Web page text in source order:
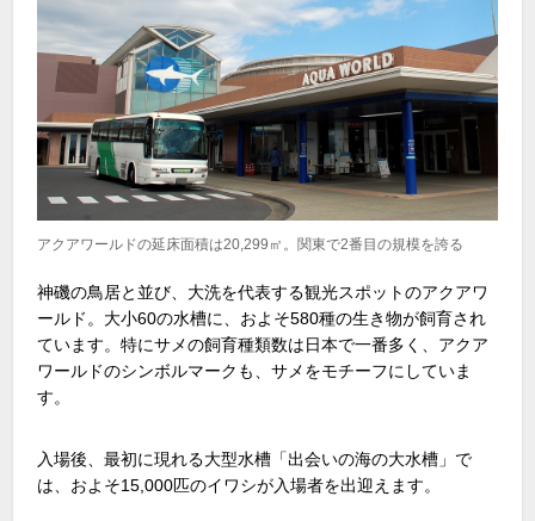
アクアワールドの延床面積は20,299㎡。関東で2番目の規模を誇る
神磯の鳥居と並び、大洗を代表する観光スポットのアクアワ
ールド。大小60の水槽に、およそ580種の生き物が飼育され
ています。特にサメの飼育種類数は日本で一番多く、アクア
ワールドのシンボルマークも、サメをモチーフにしていま
す。
入場後、最初に現れる大型水槽「出会いの海の大水槽」で
は、およそ15,000匹のイワシが入場者を出迎えます。